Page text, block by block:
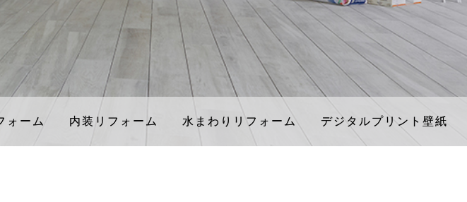
ォーム 内装リフォーム 水まわりリフォーム デジタルプリント壁紙
ォーム 内装リフォーム 水まわりリフォーム デジタルプリント壁紙